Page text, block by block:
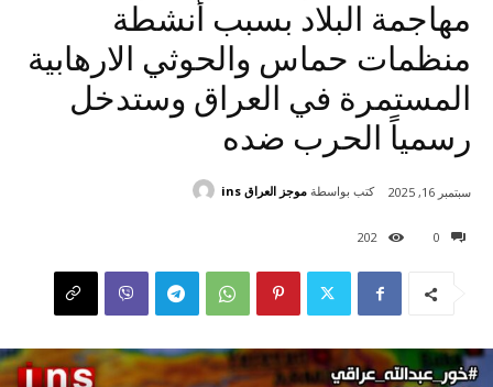
مهاجمة البلاد بسبب أنشطة
منظمات حماس والحوثي الارهابية
المستمرة في العراق وستدخل
رسمياً الحرب ضده
0
202
سبتمبر 16, 2025 كتب بواسطة موجز العراق ins